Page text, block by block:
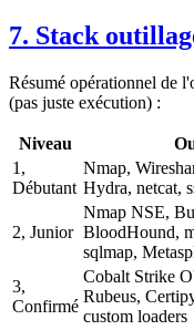
7. Stack
Résumé opérationnel de
(pas juste exécution) :
Niveau
1,
Débutant
Nmap,
Hydra, netcat,
2, Junior
Nmap NSE,
BloodHound,
sqlmap,
3,
Confirmé
Cobalt Strike
Rubeus,
custom loaders